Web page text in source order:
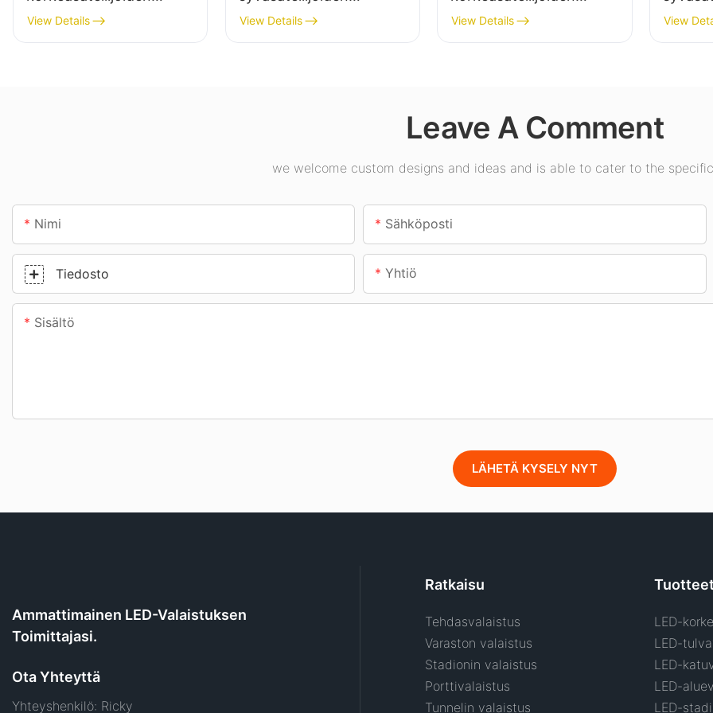
valaisintoimittaja
teollisuuslaitoksiin,
View Details
valaisintoimittaja
sisävalaistukseen
View Details
valaisintoimittaja
teollisuuslaitoksiin,
View Details View
Leave A Comment
we welcome custom designs and ideas and is able to cater to the
Nimi Sähköposti
Tiedosto Yhtiö
Sisältö
LÄHETÄ KYSELY NYT
Ammattimainen LED-Valaistuksen
Toimittajasi.
Ota Yhteyttä
Yhteyshenkilö: Ricky
Ratkaisu
Tehdasvalaistus
Varaston valaistus
Stadionin valaistus
Porttivalaistus
Tunnelin valaistus
Tuotteet
LED-
LED-
LED-
LED-
LED-